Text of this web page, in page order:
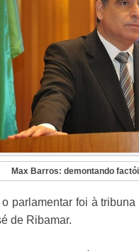
Max Barros: demontando
parlamentar foi à
de Ribamar.